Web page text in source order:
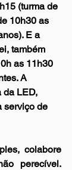
(turma de
10h30 as
E a
também
as 11h30
A
da LED,
serviço de
colabore
perecível.